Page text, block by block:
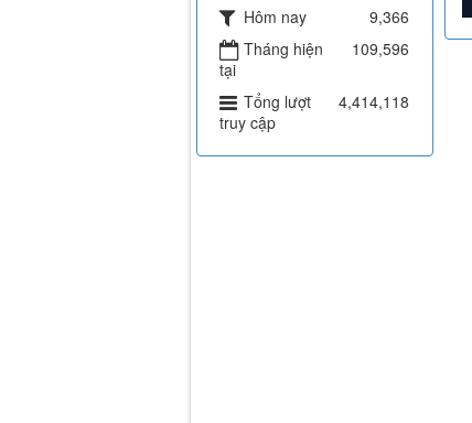
Hôm nay
9,366
Tháng hiện
tại
109,596
Tổng lượt
truy cập
4,414,118